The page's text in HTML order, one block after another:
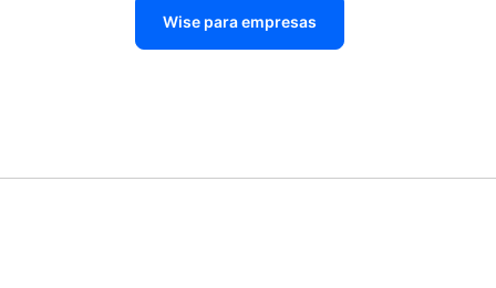
Wise para empresas